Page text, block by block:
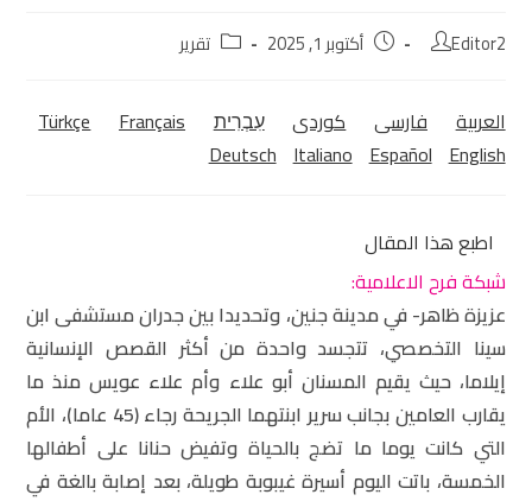
Editor2 أكتوبر 1, 2025 تقرير
العربية فارسی كوردی‎ עִבְרִית Türkçe
Français
Deutsch Italiano Español English
اطبع هذا المقال
شبكة فرح الاعلامية:
عزيزة ظاهر- في مدينة جنين، وتحديدا بين جدران مستشفى ابن
سينا التخصصي، تتجسد واحدة من أكثر القصص الإنسانية
إيلاما، حيث يقيم المسنان أبو علاء وأم علاء عويس منذ ما
يقارب العامين بجانب سرير ابنتهما الجريحة رجاء (45 عاما)، الأم
التي كانت يوما ما تضج بالحياة وتفيض حنانا على أطفالها
الخمسة، باتت اليوم أسيرة غيبوبة طويلة، بعد إصابة بالغة في